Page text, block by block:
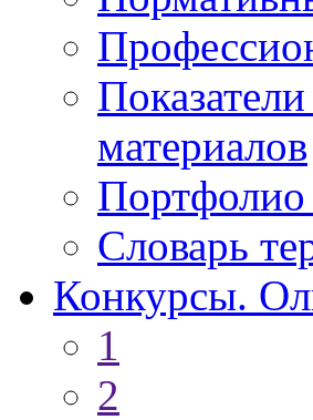
материалов
Словарь
Конкурсы.
1
2